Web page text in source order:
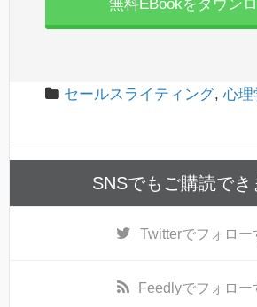
無料EBookをダウン
セールスライティング,心理
SNSでもご購読でき
Twitterでフォロー
Feedlyでフォロー